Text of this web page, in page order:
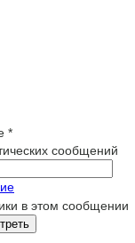
*
в этом сообщении